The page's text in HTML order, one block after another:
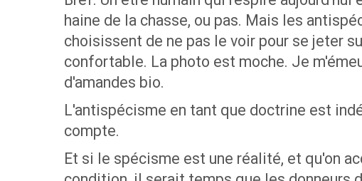
haine de la chasse, ou pas. Mais les
choisissent de ne pas le voir pour se jeter
confortable. La photo est moche. Je
d'amandes bio.
L'antispécisme en tant que doctrine est
compte.
Et si le spécisme est une réalité, et qu'on